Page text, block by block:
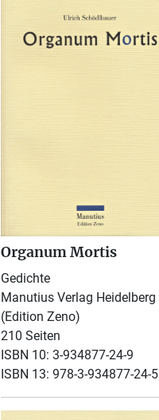
Organum Mortis
Gedichte
Manutius Verlag Heidelberg
(Edition Zeno)
210 Seiten
ISBN 10: 3-934877-24-9
ISBN 13: 978-3-934877-24-5